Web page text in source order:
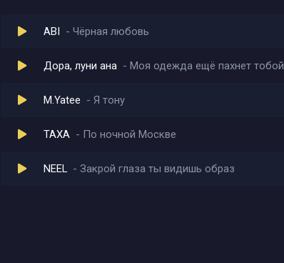
ABI Чёрная любовь
Дора, луни ана Моя одежда ещё пахнет тобой
M.Yatee Я тону
ТАХА По ночной Москве
NEEL Закрой глаза ты видишь образ